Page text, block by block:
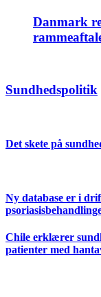
Danmark
Sundhedspolitik
Det skete på
Ny database er i
Chile erklærer
patienter med